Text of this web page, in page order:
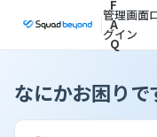
F
A
Q
管理画面
グイン
なにかお困りで